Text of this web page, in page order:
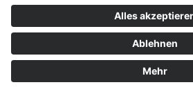
Kontakt
Datenschutz
Impressum